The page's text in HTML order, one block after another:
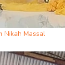
Nikah Massal